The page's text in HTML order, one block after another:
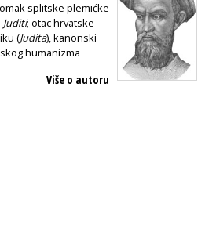
splitske plemićke
Juditi; otac hrvatske
(Judita), kanonski
humanizma
Više o autoru